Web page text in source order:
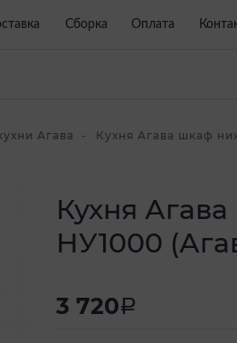
Сборка Оплата
Агава Кухня Агава шкаф
Кухня
НУ1000
3 720a